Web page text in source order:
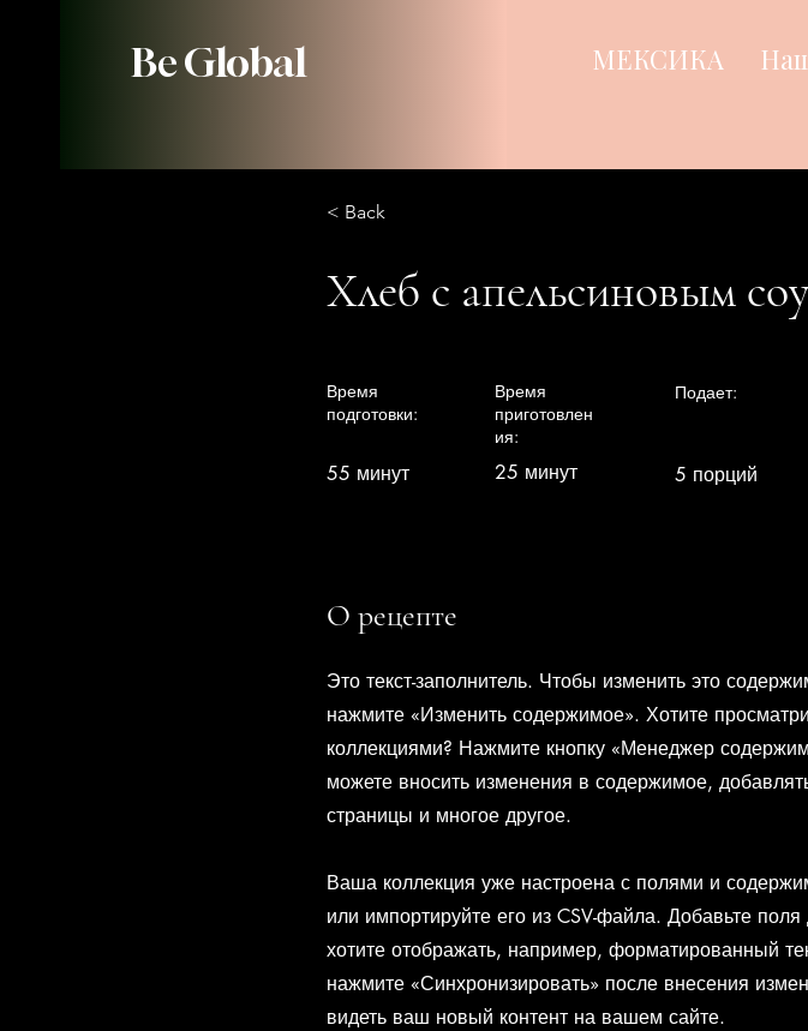
Be Global МЕКСИКА
< Back
Хлеб с апельсиновым
Время
подготовки:
55 минут
Время
приготовлен
ия:
25 минут
Подает:
5 порций
О рецепте
Это текст-заполнитель. Чтобы изменить это
нажмите «Изменить содержимое». Хотите
коллекциями? Нажмите кнопку «Менеджер
можете вносить изменения в содержимое,
страницы и многое другое.
Ваша коллекция уже настроена с полями и
или импортируйте его из CSV-файла. Добавьте
хотите отображать, например, форматированный
нажмите «Синхронизировать» после внесения
видеть ваш новый контент на вашем сайте.